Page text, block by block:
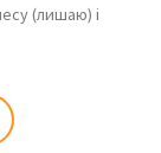
(лишаю) і